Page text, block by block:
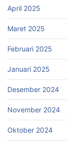
April 2025
Maret 2025
Februari 2025
Januari 2025
Desember 2024
November 2024
Oktober 2024